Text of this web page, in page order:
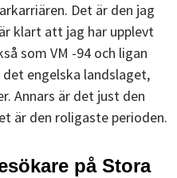
Det är den jag
klart att jag har upplevt
som VM -94 och ligan
engelska landslaget,
Annars är det just den
är den roligaste perioden.
på Stora